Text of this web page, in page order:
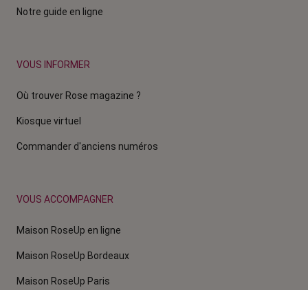
Notre guide en ligne
VOUS INFORMER
Où trouver Rose magazine ?
Kiosque virtuel
Commander d'anciens numéros
VOUS ACCOMPAGNER
Maison RoseUp en ligne
Maison RoseUp Bordeaux
Maison RoseUp Paris